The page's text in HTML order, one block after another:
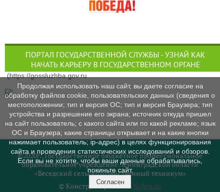
ПОРТАЛ ГОСУДАРСТВЕННОЙ СЛУЖБЫ - УЗНАЙ КАК
НАЧАТЬ КАРЬЕРУ В ГОСУДАРСТВЕННОМ ОРГАНЕ
(https://gossluzhba.gov.ru
©2020г., Государственное бюджетное профессиональное
образовательное учреждение Ленинградской области
«Беседский сельскохозяйственный техникум»
© Конструктор сайтов Nubex.ru
Продолжая использовать наш сайт, вы даете согласие на
обработку файлов cookie, пользовательских данных (сведения о
местоположении; тип и версия ОС; тип и версия Браузера; тип
устройства и разрешение его экрана; источник откуда пришел
на сайт пользователь; с какого сайта или по какой рекламе; язык
ОС и Браузера; какие страницы открывает и на какие кнопки
нажимает пользователь; ip-адрес) в целях функционирования
сайта и проведения статистических исследований и обзоров.
Если вы не хотите, чтобы ваши данные обрабатывались,
покиньте сайт.
Согласен